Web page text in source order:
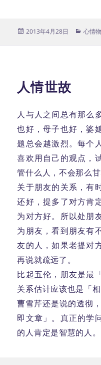
发
2013年4月28日
分
心情
人情世故
人与人之间总有那么
也好，母子也好，婆
题总会越激烈。每个
喜欢用自己的观点，
管什么人，不会那么甘
关于朋友的关系，有
还好，提多了对方肯
为对方好。所以处朋
为朋友，看到朋友有
友的人，如果老提对
再说就疏远了。
比起五伦，朋友是最
关系估计应该也是「相
曹雪芹还是说的透彻
即文章」。真正的学
的人肯定是智慧的人。